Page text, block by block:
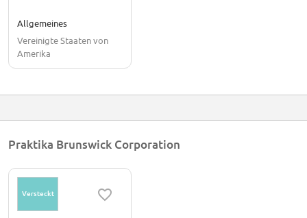
Allgemeines
Vereinigte Staaten von
Amerika
Praktika Brunswick Corporation
Versteckt